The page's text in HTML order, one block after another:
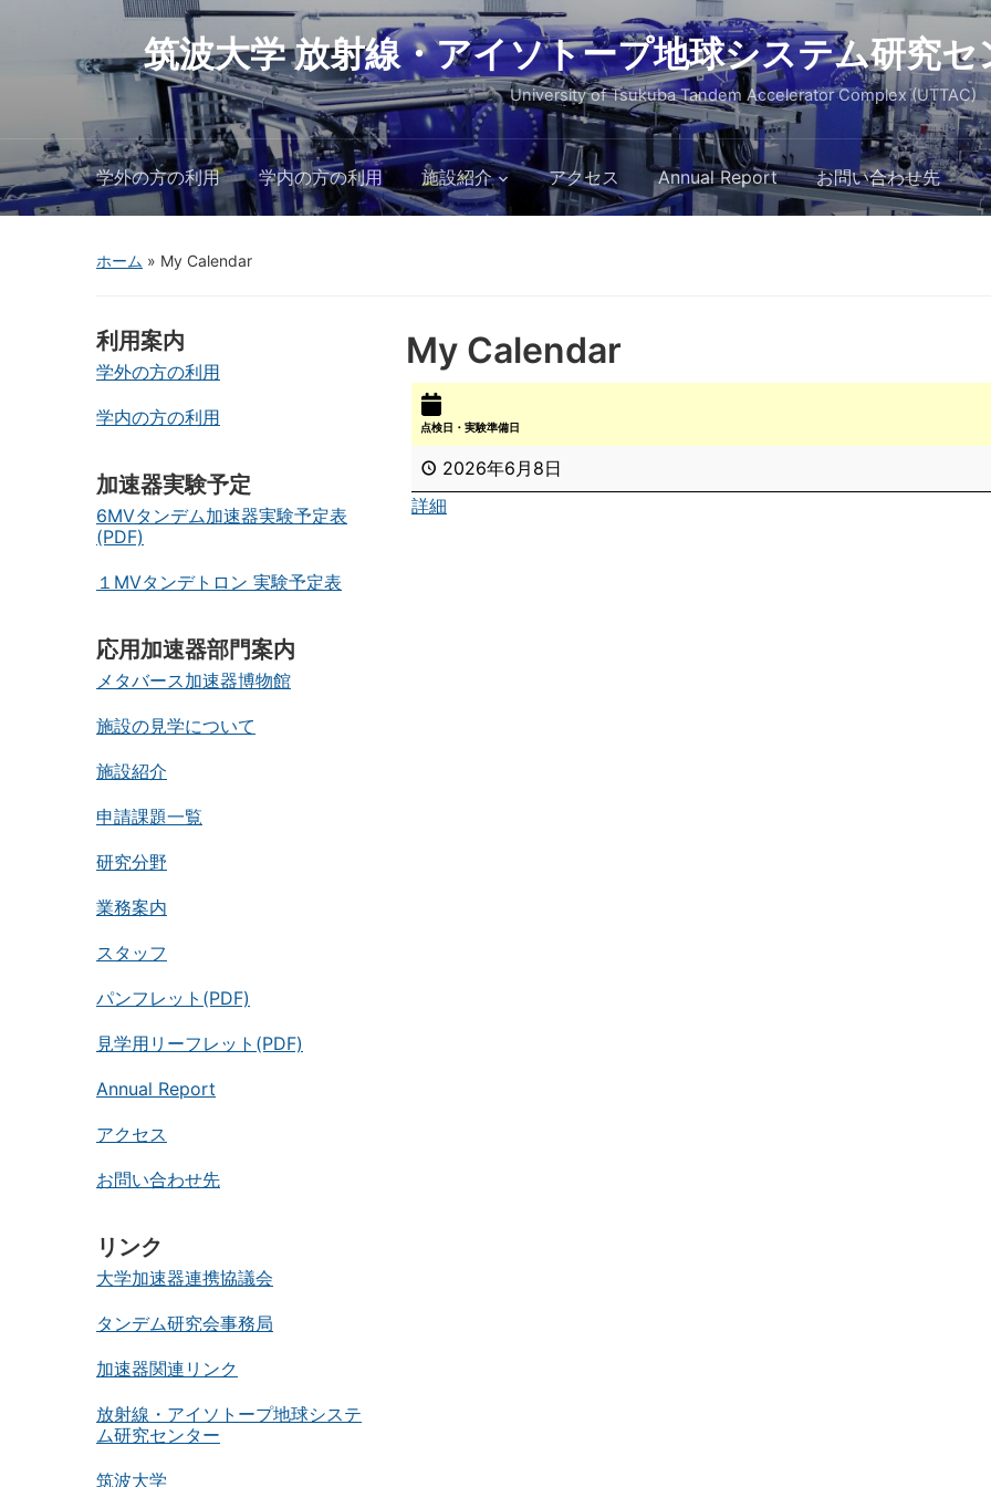
筑波大学 放射線・アイソトープ地球システム研究セ
University of Tsukuba Tandem Accelerator Complex (UTTAC)
学外の方の利用 学内の方の利用 施設紹介 アクセス Annual Report お問い合わせ先
ホーム » My Calendar
利用案内
学外の方の利用
学内の方の利用
加速器実験予定
6MVタンデム加速器実験予定表
(PDF)
１MVタンデトロン 実験予定表
応用加速器部門案内
メタバース加速器博物館
施設の見学について
施設紹介
申請課題一覧
研究分野
業務案内
スタッフ
パンフレット(PDF)
見学用リーフレット(PDF)
Annual Report
アクセス
お問い合わせ先
リンク
大学加速器連携協議会
タンデム研究会事務局
加速器関連リンク
放射線・アイソトープ地球システ
ム研究センター
筑波大学
My Calendar
点検日・実験準備日
2026年6月8日
詳細